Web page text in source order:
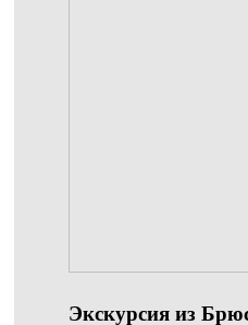
Экскурсия из